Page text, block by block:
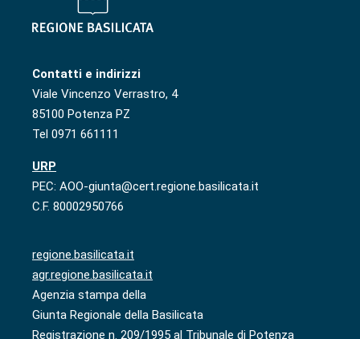
Contatti e indirizzi
Viale Vincenzo Verrastro, 4
85100 Potenza PZ
Tel 0971 661111
URP
PEC: AOO-giunta@cert.regione.basilicata.it
C.F. 80002950766
regione.basilicata.it
agr.regione.basilicata.it
Agenzia stampa della
Giunta Regionale della Basilicata
Registrazione n. 209/1995 al Tribunale di Potenza